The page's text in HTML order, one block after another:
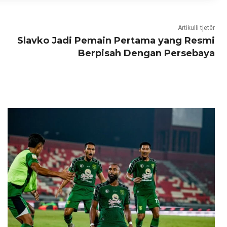
Artikulli tjetër
Slavko Jadi Pemain Pertama yang Resmi
Berpisah Dengan Persebaya